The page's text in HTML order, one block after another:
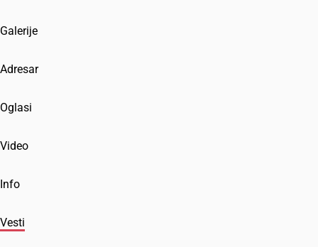
Galerije
Adresar
Oglasi
Video
Info
Vesti